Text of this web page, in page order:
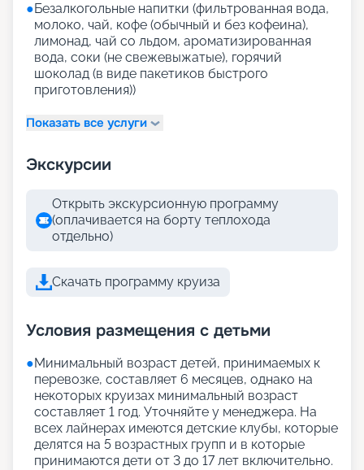
●Безалкогольные напитки (фильтрованная вода,
молоко, чай, кофе (обычный и без кофеина),
лимонад, чай со льдом, ароматизированная
вода, соки (не свежевыжатые), горячий
шоколад (в виде пакетиков быстрого
приготовления))
Показать все услуги
Экскурсии
Открыть экскурсионную программу
(оплачивается на борту теплохода
отдельно)
Скачать программу круиза
Условия размещения с детьми
●Минимальный возраст детей, принимаемых к
перевозке, составляет 6 месяцев, однако на
некоторых круизах минимальный возраст
составляет 1 год. Уточняйте у менеджера. На
всех лайнерах имеются детские клубы, которые
делятся на 5 возрастных групп и в которые
принимаются дети от 3 до 17 лет включительно.